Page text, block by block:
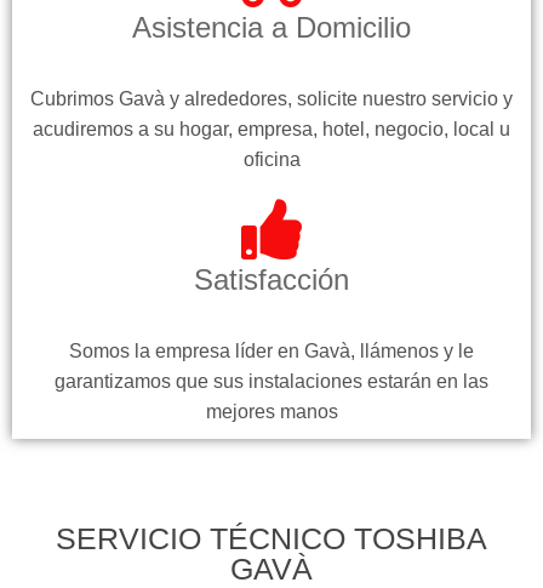
Asistencia a Domicilio
Cubrimos Gavà y alrededores, solicite nuestro servicio y
acudiremos a su hogar, empresa, hotel, negocio, local u
oficina
Satisfacción
Somos la empresa líder en Gavà, llámenos y le
garantizamos que sus instalaciones estarán en las
mejores manos
SERVICIO TÉCNICO TOSHIBA
GAVÀ